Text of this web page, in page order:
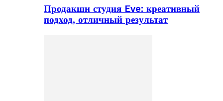
Продакшн студия Eve: креативный
подход, отличный результат